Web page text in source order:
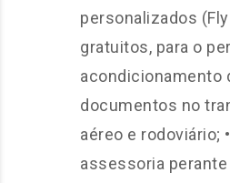
personalizados
gratuitos, para o
acondicionamento
documentos no
aéreo e rodoviário;
assessoria